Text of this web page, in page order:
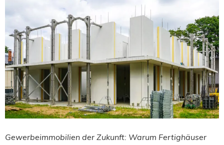
Gewerbeimmobilien der Zukunft: Warum Fertighäuser